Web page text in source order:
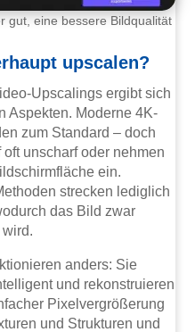
gut, eine bessere Bildqualität
upscalen?
Upscalings ergibt sich
Aspekten. Moderne 4K-
zum Standard – doch
unscharf oder nehmen
ein.
strecken lediglich
das Bild zwar
anders: Sie
und rekonstruieren
Pixelvergrößerung
und Strukturen und